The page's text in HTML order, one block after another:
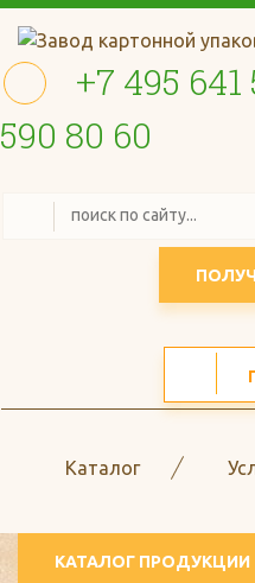
+7 495 641
590 80 60
Каталог
КАТАЛОГ ПРОДУКЦИИ